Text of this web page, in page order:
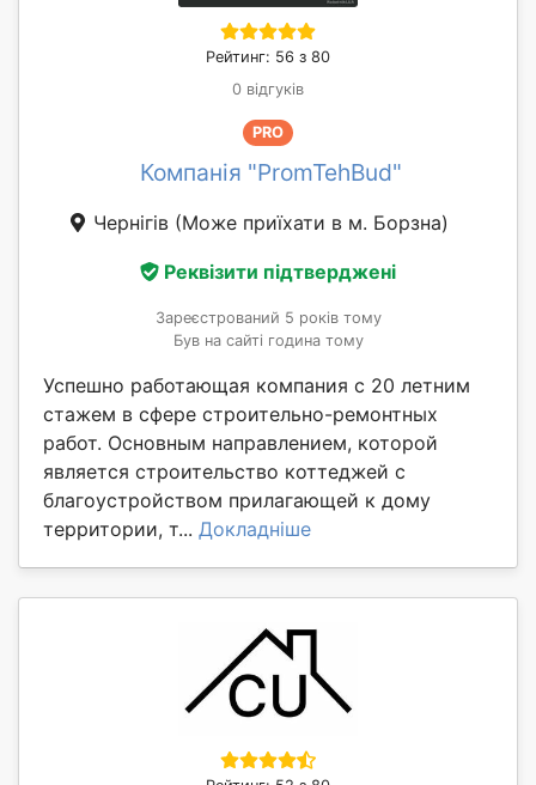
Рейтинг: 56 з 80
0 відгуків
PRO
Компанія "PromTehBud"
Чернігів (Може приїхати в м. Борзна)
Реквізити підтверджені
Зареєстрований 5 років тому
Був на сайті година тому
Успешно работающая компания с 20 летним
стажем в сфере строительно-ремонтных
работ. Основным направлением, которой
является строительство коттеджей с
благоустройством прилагающей к дому
территории, т... Докладніше